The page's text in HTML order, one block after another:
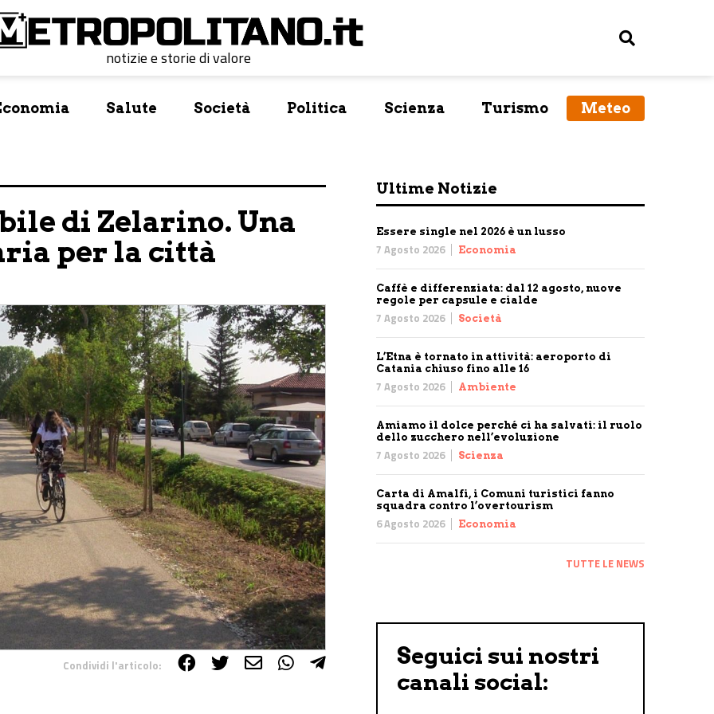
notizie e storie di valore
Salute Società Politica Scienza Turismo Meteo
di Zelarino. Una
per la città
Condividi l'articolo:
Ultime Notizie
Essere single nel 2026 è un lusso
7 Agosto 2026 Economia
Caffè e differenziata: dal 12 agosto, nuove
regole per capsule e cialde
7 Agosto 2026 Società
L’Etna è tornato in attività: aeroporto di
Catania chiuso fino alle 16
7 Agosto 2026 Ambiente
Amiamo il dolce perché ci ha salvati: il ruolo
dello zucchero nell’evoluzione
7 Agosto 2026 Scienza
Carta di Amalfi, i Comuni turistici fanno
squadra contro l’overtourism
6 Agosto 2026 Economia
TUTTE LE NEWS
Seguici sui nostri
canali social: